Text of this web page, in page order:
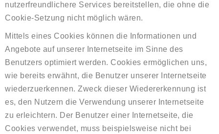
nutzerfreundlichere Services bereitstellen, die ohne die
Cookie-Setzung nicht möglich wären.
Mittels eines Cookies können die Informationen und
Angebote auf unserer Internetseite im Sinne des
Benutzers optimiert werden. Cookies ermöglichen uns,
wie bereits erwähnt, die Benutzer unserer Internetseite
wiederzuerkennen. Zweck dieser Wiedererkennung ist
es, den Nutzern die Verwendung unserer Internetseite
zu erleichtern. Der Benutzer einer Internetseite, die
Cookies verwendet, muss beispielsweise nicht bei